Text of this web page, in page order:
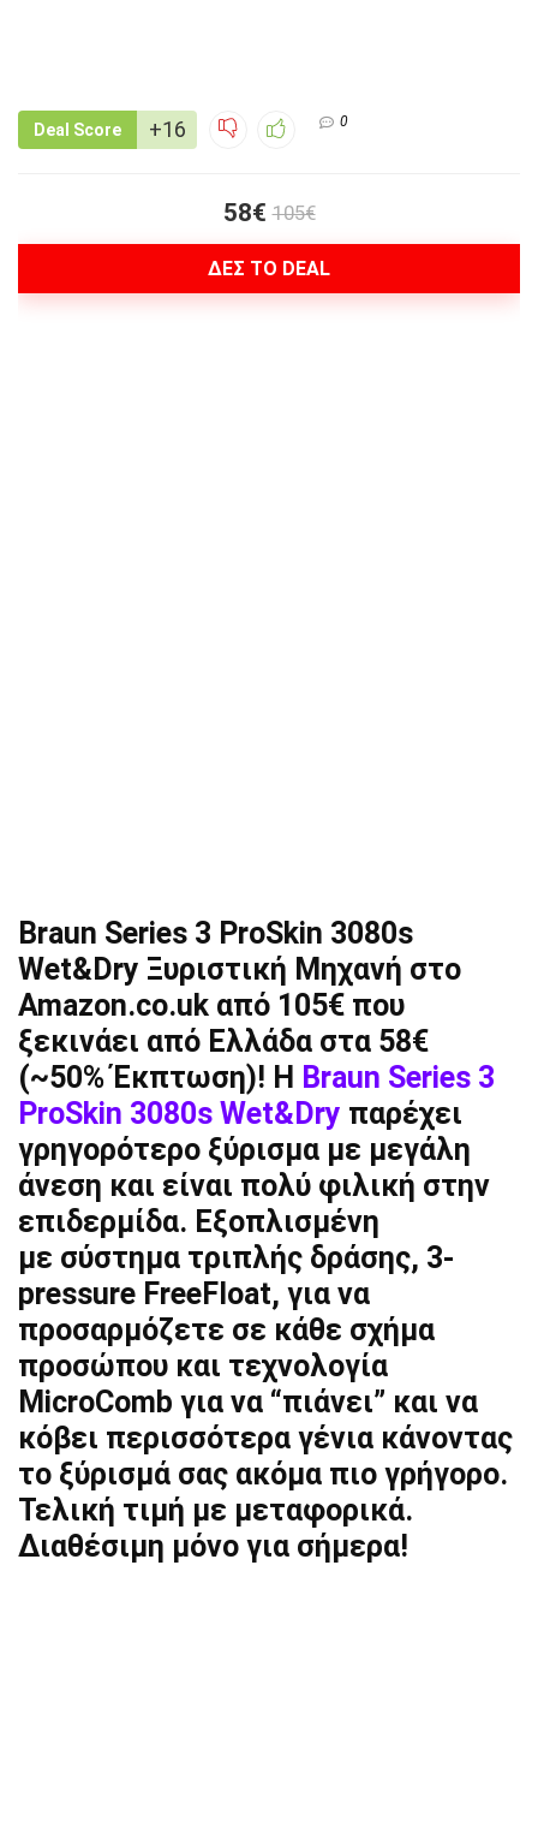
Deal Score +16 0
58€ 105€
ΔΕΣ ΤΟ DEAL
Braun Series 3 ProSkin 3080s
Wet&Dry Ξυριστική Μηχανή στο
Amazon.co.uk από 105€ που
ξεκινάει από Ελλάδα στα 58€
(~50% Έκπτωση)! H Braun Series 3
ProSkin 3080s Wet&Dry παρέχει
γρηγορότερo ξύρισμα με μεγάλη
άνεση και είναι πολύ φιλική στην
επιδερμίδα. Εξοπλισμένη
με σύστημα τριπλής δράσης, 3-
pressure FreeFloat, για να
προσαρμόζετε σε κάθε σχήμα
προσώπου και τεχνολογία
MicroComb για να “πιάνει” και να
κόβει περισσότερα γένια κάνοντας
το ξύρισμά σας ακόμα πιο γρήγορο.
Τελική τιμή με μεταφορικά.
Διαθέσιμη μόνο για σήμερα!